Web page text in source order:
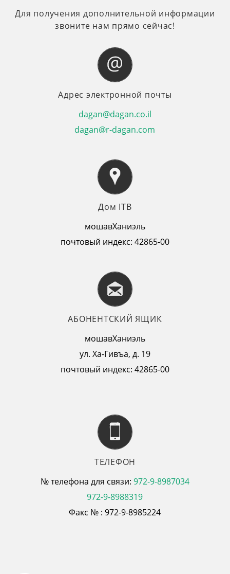
Для получения дополнительной информации
звоните нам прямо сейчас!
Адрес электронной почты
dagan@dagan.co.il
dagan@r-dagan.com
Дом ITB
мошавХаниэль
почтовый индекс: 42865-00
АБОНЕНТСКИЙ ЯЩИК
мошавХаниэль
ул. Ха-Гивъа, д. 19
почтовый индекс: 42865-00
ТЕЛЕФОН
№ телефона для связи: 972-9-8987034
972-9-8988319
Факс № : 972-9-8985224